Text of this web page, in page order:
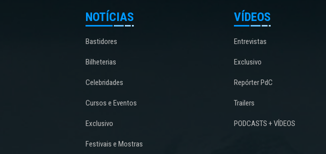
NOTÍCIAS
Bastidores
Bilheterias
Celebridades
Cursos e Eventos
Exclusivo
Festivais e Mostras
VÍDEOS
Entrevistas
Exclusivo
Repórter PdC
Trailers
PODCASTS + VÍDEOS